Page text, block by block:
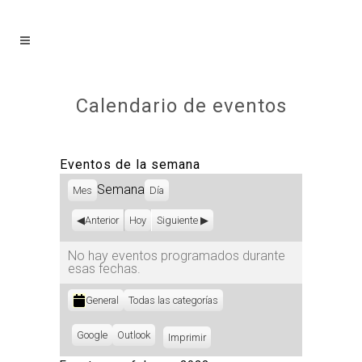
Calendario de eventos
Eventos de la semana
Mes Semana Día
Anterior Hoy Siguiente
No hay eventos programados durante
esas fechas.
Categorías
General Todas las categorías
Subscribe
Google
Subscribe
Outlook ImprimirVistas